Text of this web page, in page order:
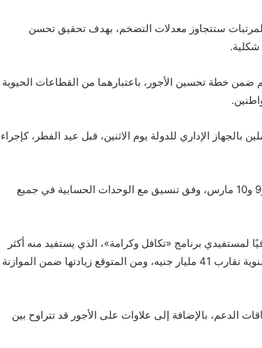
ستتجاوز معدلات التضخم، بهدف تحقيق تحسن
خطة تحسين الأجور، باعتبارهما من القطاعات الحيوية
المالية صرف راتب شهر مارس 2026 للعاملين بالجهاز الإداري للدولة يوم الاثنين، قبل عيد الفطر، كإجراء
كما سيتم صرف المتأخرات عن شهر فبراير خلال أيام 8 و9 و10 مارس، وفق تنسيق مع الوحدات الحسابية في جميع
لمستفيدي برنامج «تكافل وكرامة»، الذي يستفيد منه أكثر
من 23 مليون مواطن عبر نحو 5 ملايين أسرة، بميزانية سنوية تقارب 41 مليار جنيه، ومن المتوقع زيادتها ضمن الموازنة
الدعم، بالإضافة إلى علاوات على الأجور قد تتراوح بين